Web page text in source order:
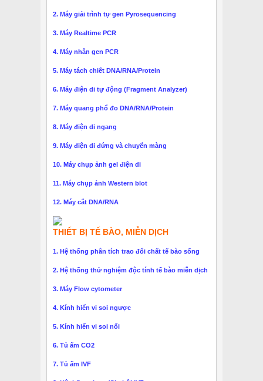
2. Máy giải trình tự gen Pyrosequencing
3. Máy Realtime PCR
4. Máy nhân gen PCR
5. Máy tách chiết DNA/RNA/Protein
6. Máy điện di tự động (Fragment Analyzer)
7. Máy quang phổ đo DNA/RNA/Protein
8. Máy điện di ngang
9. Máy điện di đứng và chuyển màng
10. Máy chụp ảnh gel điện di
11. Máy chụp ảnh Western blot
12. Máy cắt DNA/RNA
THIẾT BỊ TẾ BÀO, MIỄN DỊCH
1. Hệ thống phân tích trao đổi chất tế bào sống
2. Hệ thống thử nghiệm độc tính tế bào miễn dịch
3. Máy Flow cytometer
4. Kính hiển vi soi ngược
5. Kính hiển vi soi nổi
6. Tủ ấm CO2
7. Tủ ấm IVF